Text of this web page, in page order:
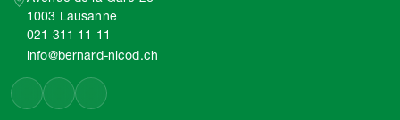
1003 Lausanne
021 311 11 11
info@bernard-nicod.ch